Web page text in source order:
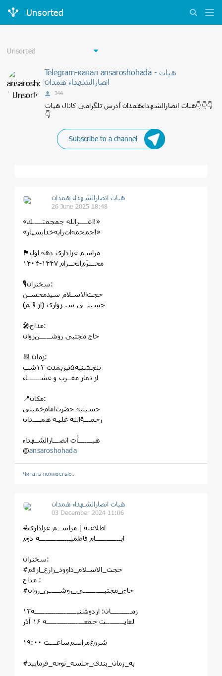
Unsorted
Telegram-канал ansaroshohada - هیات
انصارالشهداء همدان
344
هیات انصارالشهداءهمدان آدرس تلگرامی کانال هیات👇👇👇
👇
Subscribe to a channel
هیات انصارالشهداء همدان
26 June 2025 18:48
«اعــــرالله جمجمتـــــك!»
«جمجمه‌ات‌را‌به‌خدابسپار!»
محـــرّم‌الحــرام ۱۴۴۷-۱۴۰۴
🎙️سخنران:
حسینــی سبـزواری (از قـم)
🎤مداح:
حاج ‌مجتبی ‌روشـــــن‌روان
📆 زمان:
پنجشنبه۵تیربمدت ۱۲شب
از نماز مغــرب و عشــــــاء
📍مکان:
حسینیه حضرت‌امام‌خمینی
رحمـــة‌الله علیـه همــــدان
هیـــــــأت انصـــارالشـهداء
@ansaroshohada
Читать полностью…
هیات انصارالشهداء همدان
03 December 2024 11:06
#اطلاعیه | مراســم عزاداری
ایــــــــــــام فاطمیـــــــــــــــه دوم
سخنران:
#حجت_الاسـلام_داوود_زارع‌_ازقم
مداح :
#حاج_مجتبــــــــــی_روشـــــن_روان
زمــــــــــان: ازدوشنبــــــــــــــــــــه۱۲
لغایـــــــــت جمعــــــــــــــــــه ۱۶ آذر
شروع‌مراسم‌ساعـــت ۱۹:۰۰
#به_زمان_بندی_جلسه_توجه_فرمایید